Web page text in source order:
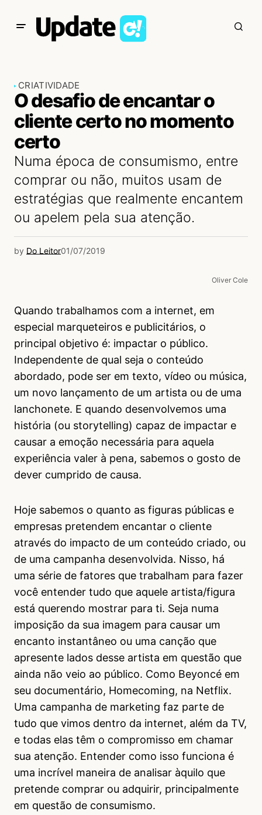
CRIATIVIDADE
O desafio de encantar o
cliente certo no momento
certo
Numa época de consumismo, entre
comprar ou não, muitos usam de
estratégias que realmente encantem
ou apelem pela sua atenção.
by Do Leitor01/07/2019
Oliver Cole
Quando trabalhamos com a internet, em
especial marqueteiros e publicitários, o
principal objetivo é: impactar o público.
Independente de qual seja o conteúdo
abordado, pode ser em texto, vídeo ou música,
um novo lançamento de um artista ou de uma
lanchonete. E quando desenvolvemos uma
história (ou storytelling) capaz de impactar e
causar a emoção necessária para aquela
experiência valer à pena, sabemos o gosto de
dever cumprido de causa.
Hoje sabemos o quanto as figuras públicas e
empresas pretendem encantar o cliente
através do impacto de um conteúdo criado, ou
de uma campanha desenvolvida. Nisso, há
uma série de fatores que trabalham para fazer
você entender tudo que aquele artista/figura
está querendo mostrar para ti. Seja numa
imposição da sua imagem para causar um
encanto instantâneo ou uma canção que
apresente lados desse artista em questão que
ainda não veio ao público. Como Beyoncé em
seu documentário, Homecoming, na Netflix.
Uma campanha de marketing faz parte de
tudo que vimos dentro da internet, além da TV,
e todas elas têm o compromisso em chamar
sua atenção. Entender como isso funciona é
uma incrível maneira de analisar àquilo que
pretende comprar ou adquirir, principalmente
em questão de consumismo.